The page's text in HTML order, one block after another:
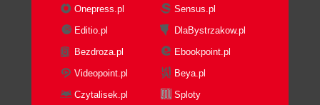
Onepress.pl
Sensus.pl
Editio.pl
DlaBystrzakow.pl
Bezdroza.pl
Ebookpoint.pl
Videopoint.pl
Beya.pl
Czytalisek.pl
Sploty